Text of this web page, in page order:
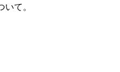
いて。